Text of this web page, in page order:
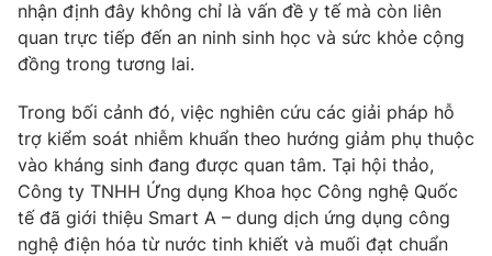
VTV Money VTV Thể thao
VTV Sức khoẻ Bất động sản
Thị trường 24h Tấm lòng Việt
VTV4 Vươn mình bằng AI
nhận định đây không chỉ là vấn đề y tế mà còn liên
quan trực tiếp đến an ninh sinh học và sức khỏe cộng
đồng trong tương lai.
Trong bối cảnh đó, việc nghiên cứu các giải pháp hỗ
trợ kiểm soát nhiễm khuẩn theo hướng giảm phụ thuộc
vào kháng sinh đang được quan tâm. Tại hội thảo,
Công ty TNHH Ứng dụng Khoa học Công nghệ Quốc
tế đã giới thiệu Smart A – dung dịch ứng dụng công
nghệ điện hóa từ nước tinh khiết và muối đạt chuẩn